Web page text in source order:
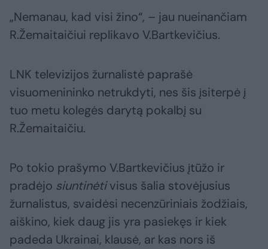
„Nemanau, kad visi žino“, – jau nueinančiam
R.Žemaitaičiui replikavo V.Bartkevičius.
LNK televizijos žurnalistė paprašė
visuomenininko netrukdyti, nes šis įsiterpė į
tuo metu kolegės darytą pokalbį su
R.Žemaitaičiu.
Po tokio prašymo V.Bartkevičius įtūžo ir
pradėjo siuntinėtivisus šalia stovėjusius
žurnalistus, svaidėsi necenzūriniais žodžiais,
aiškino, kiek daug jis yra pasiekęs ir kiek
padeda Ukrainai, klausė, ar kas nors iš